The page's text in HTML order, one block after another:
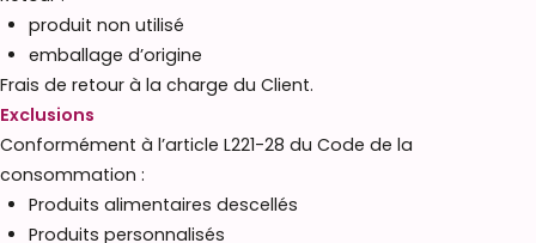
produit non utilisé
emballage d’origine
Frais de retour à la charge du Client.
Exclusions
Conformément à l’article L221-28 du Code de la
consommation :
Produits alimentaires descellés
Produits personnalisés